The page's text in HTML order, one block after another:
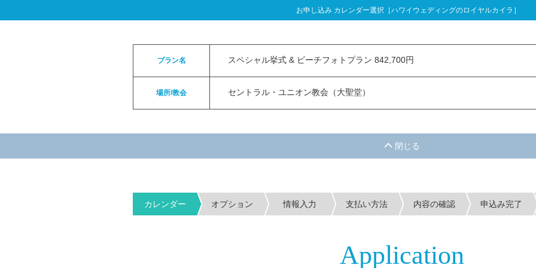
お申し込み カレンダー選択［ハワイウェディングのロイヤルカイラ］
プラン名 スペシャル挙式 & ビーチフォトプラン 842,700円
場所/教会 セントラル・ユニオン教会（大聖堂）
お申し込み カレンダー選択
カレンダー オプション 情報入力 支払い方法 内容の確認 申込み完了
Application